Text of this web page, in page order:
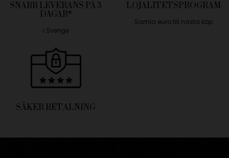
SNABB LEVERANS PÅ 3
DAGAR*
i Sverige
LOJALITETSPROGRAM
Samla euro till nästa köp
SÄKER BETALNING